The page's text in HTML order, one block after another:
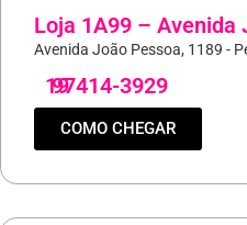
Loja 1A99 – Avenida
Avenida João Pessoa, 1189 -
19
97414-3929
COMO CHEGAR